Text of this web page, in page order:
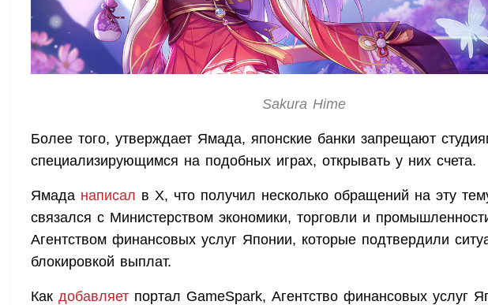
Sakura Hime
Более того, утверждает Ямада, японские банки запрещают
специализирующимся на подобных играх, открывать у них счета.
Ямада написал в X, что получил несколько обращений на эту
связался с Министерством экономики, торговли и
Агентством финансовых услуг Японии, которые подтвердили
блокировкой выплат.
Как добавляет портал GameSpark, Агентство финансовых услуг